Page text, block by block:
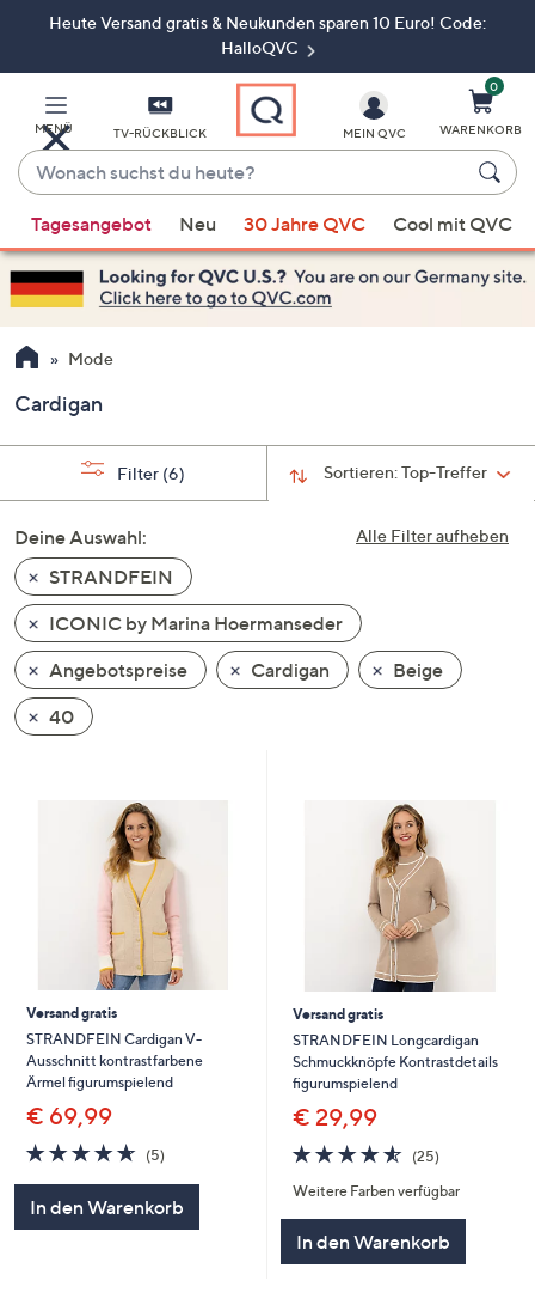
ZumHeute Versand gratis & Neukunden sparen 10 Euro! Code:
HalloQVC
MENÜ TV-RÜCKBLICK
Wonach
suchst
du
heute?
Vorschläge
verfügbar
sind,
verwenden
Sie
Pfeiltasten
nach
und
nach
unten
oder
wischen
Sie
auf
Touch-
Geräten
anzuzeigen.
MEIN QVC
0
WARENKORB
Tagesangebot Neu 30 Jahre QVC Cool mit QVC
Mode
Cardigan
Sortieren:Top-Treffer
Filter (6)
Alle Filter aufheben
Deine Auswahl:
STRANDFEIN
ICONIC by Marina Hoermanseder
Angebotspreise
Cardigan
Beige
40
Versand gratis
STRANDFEIN Cardigan V-
Ausschnitt kontrastfarbene
Ärmel figurumspielend
€ 69,99
4.6
von
(5)5
In den Warenkorb
Versand gratis
STRANDFEIN Longcardigan
Schmuckknöpfe Kontrastdetails
figurumspielend
€ 29,99
4.5
von
5
(25)25
Weitere Farben verfügbar
In den Warenkorb